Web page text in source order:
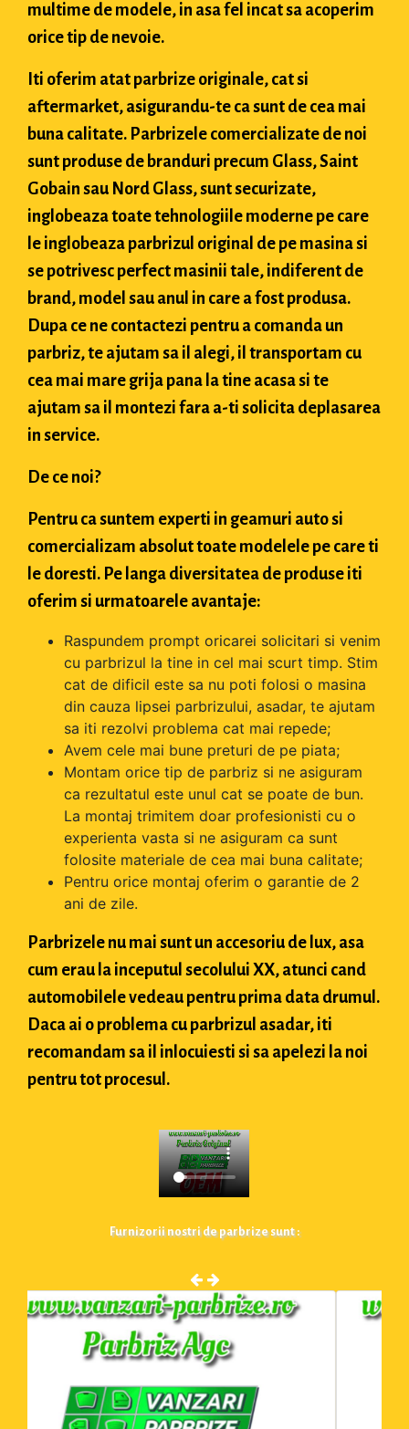
multime de modele, in asa fel incat sa acoperim
orice tip de nevoie.
Iti oferim atat parbrize originale, cat si
aftermarket, asigurandu-te ca sunt de cea mai
buna calitate. Parbrizele comercializate de noi
sunt produse de branduri precum Glass, Saint
Gobain sau Nord Glass, sunt securizate,
inglobeaza toate tehnologiile moderne pe care
le inglobeaza parbrizul original de pe masina si
se potrivesc perfect masinii tale, indiferent de
brand, model sau anul in care a fost produsa.
Dupa ce ne contactezi pentru a comanda un
parbriz, te ajutam sa il alegi, il transportam cu
cea mai mare grija pana la tine acasa si te
ajutam sa il montezi fara a-ti solicita deplasarea
in service.
De ce noi?
Pentru ca suntem experti in geamuri auto si
comercializam absolut toate modelele pe care ti
le doresti. Pe langa diversitatea de produse iti
oferim si urmatoarele avantaje:
Raspundem prompt oricarei solicitari si venim
cu parbrizul la tine in cel mai scurt timp. Stim
cat de dificil este sa nu poti folosi o masina
din cauza lipsei parbrizului, asadar, te ajutam
sa iti rezolvi problema cat mai repede;
Avem cele mai bune preturi de pe piata;
Montam orice tip de parbriz si ne asiguram
ca rezultatul este unul cat se poate de bun.
La montaj trimitem doar profesionisti cu o
experienta vasta si ne asiguram ca sunt
folosite materiale de cea mai buna calitate;
Pentru orice montaj oferim o garantie de 2
ani de zile.
Parbrizele nu mai sunt un accesoriu de lux, asa
cum erau la inceputul secolului XX, atunci cand
automobilele vedeau pentru prima data drumul.
Daca ai o problema cu parbrizul asadar, iti
recomandam sa il inlocuiesti si sa apelezi la noi
pentru tot procesul.
Furnizorii nostri de parbrize sunt :